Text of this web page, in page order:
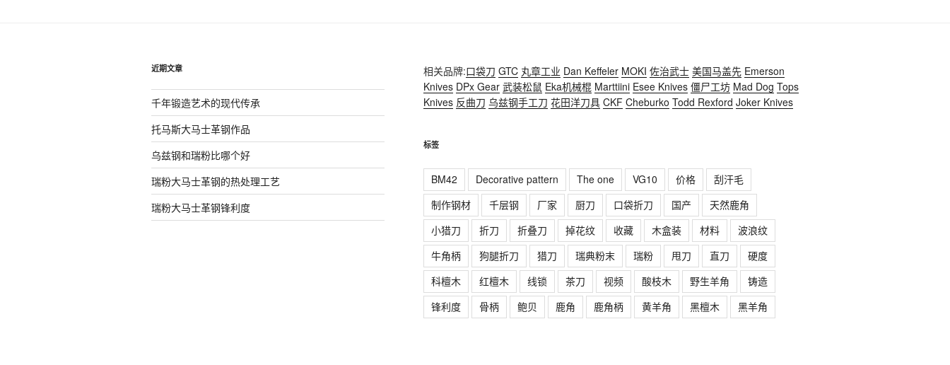
近期文章
千年锻造艺术的现代传承
托马斯大马士革钢作品
乌兹钢和瑞粉比哪个好
瑞粉大马士革钢的热处理工艺
瑞粉大马士革钢锋利度
相关品牌:口袋刀 GTC 丸章工业 Dan Keffeler MOKI 佐治武士 美国马盖先 Emerson
Knives DPx Gear 武装松鼠 Eka机械棍 Marttiini Esee Knives 僵尸工坊 Mad Dog Tops
Knives 反曲刀 乌兹钢手工刀 花田洋刀具 CKF Cheburko Todd Rexford Joker Knives
标签
BM42 Decorative pattern The one VG10 价格
刮汗毛
制作钢材
千层钢 厂家 厨刀 口袋折刀 国产
天然鹿角
小猎刀
折刀 折叠刀 掉花纹 收藏 木盒装 材料
波浪纹
牛角柄
狗腿折刀 猎刀 瑞典粉末 瑞粉 甩刀 直刀
硬度
科檀木
红檀木 线锁 茶刀 视频 酸枝木 野生羊角
铸造
锋利度
骨柄 鲍贝 鹿角 鹿角柄 黄羊角 黑檀木 黑羊角